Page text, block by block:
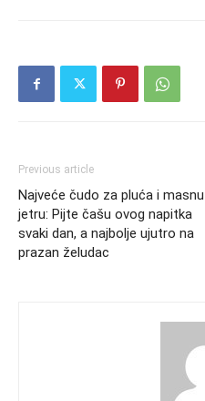
Previous article
Najveće čudo za pluća i masnu
jetru: Pijte čašu ovog napitka
svaki dan, a najbolje ujutro na
prazan želudac